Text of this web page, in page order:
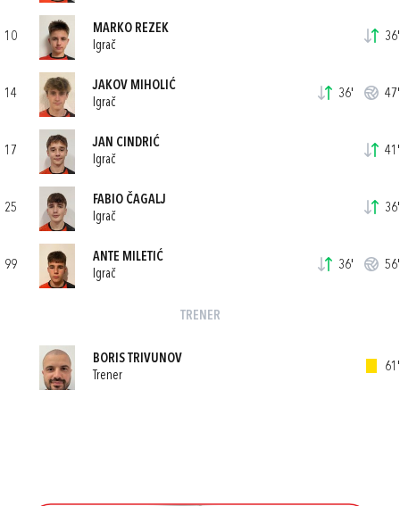
10
MARKO REZEK
Igrač
36'
14
JAKOV MIHOLIĆ
Igrač
36' 47'
17
JAN CINDRIĆ
Igrač
41'
25
FABIO ČAGALJ
Igrač
36'
99
ANTE MILETIĆ
Igrač
36' 56'
TRENER
BORIS TRIVUNOV
Trener
61'